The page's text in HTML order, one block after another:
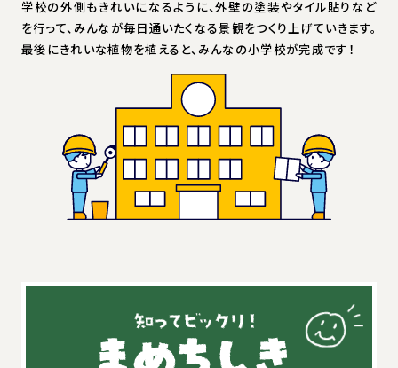
学校の外側もきれいになるように、外壁の塗装やタイル貼りなど
を行って、みんなが毎日通いたくなる景観をつくり上げていきます。
最後にきれいな植物を植えると、みんなの小学校が完成です！